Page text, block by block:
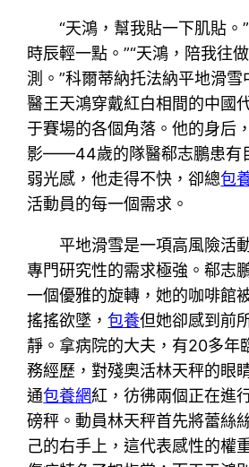
“天鴻，幫我貼一下肌貼。
時辰輕一點。”“天鴻，陪我往
測。”科爾蒂納托法納平地滑
醫王天鴻穿戴紅白相間的中國
于賽場的各個角落。他的身后
影——44歲的隊醫郗志鵬患有
弱光感，他走得不快，卻總包
活動員的每一個需求。
平地滑雪是一項高風險活
專門研究性的需求極強。郗志
一個優雅的旋轉，她的咖啡館
搖搖欲墜，包養但她卻感到前
靜。拿病院的大夫，有20多年
務經歷，對殘奧活林天秤的眼
通包養網紅，彷彿兩個正在進
磅秤。動員林天秤首先將蕾絲
己的右手上，這代表感性的權